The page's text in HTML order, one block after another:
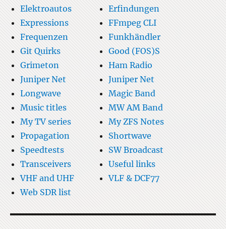
Elektroautos
Erfindungen
Expressions
FFmpeg CLI
Frequenzen
Funkhändler
Git Quirks
Good (FOS)S
Grimeton
Ham Radio
Juniper Net
Juniper Net
Longwave
Magic Band
Music titles
MW AM Band
My TV series
My ZFS Notes
Propagation
Shortwave
Speedtests
SW Broadcast
Transceivers
Useful links
VHF and UHF
VLF & DCF77
Web SDR list